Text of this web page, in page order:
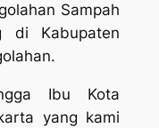
Sampah
di Kabupaten
Ibu Kota
yang kami